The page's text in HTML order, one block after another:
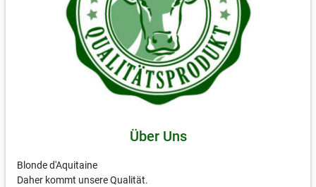
Über Uns
Blonde d'Aquitaine
Daher kommt unsere Qualität.